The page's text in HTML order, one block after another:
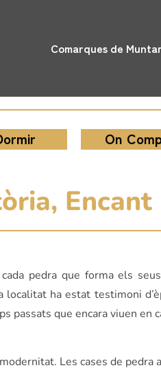
Comarques de
On
pedra que forma els
ha estat testimoni
passats que encara viuen en
Les cases de pedra